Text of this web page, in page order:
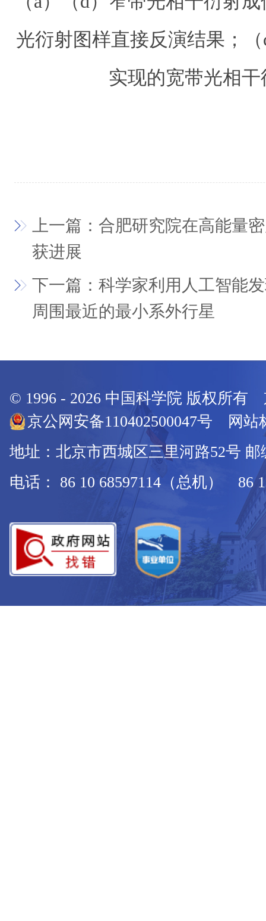
光衍射图样直接反演结果；
实现的宽带光相
上一篇：合肥研究院在高能量
获进展
下一篇：科学家利用人工智能
周围最近的最小系外行星
© 1996 - 2026 中国科学院 版权所有
京公网安备110402500047号 网站
地址：北京市西城区三里河路52号 邮
电话： 86 10 68597114（总机） 86